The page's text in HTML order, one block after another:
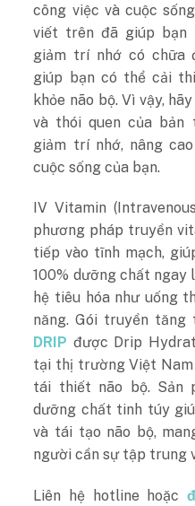
công việc và cuộc
viết trên đã giúp bạn
giảm trí nhớ có chữa
giúp bạn có thể cải
khỏe não bộ. Vì vậy,
và thói quen của bản
giảm trí nhớ, nâng
cuộc sống của bạn.
IV Vitamin
phương pháp truyền
tiếp vào tĩnh mạch,
100% dưỡng chất ngay
hệ tiêu hóa như uống
năng. Gói truyền tăng
DRIP được Drip
tại thị trường Việt Nam
tái thiết não bộ. Sản
dưỡng chất tinh túy
và tái tạo não bộ,
người cần sự tập trung
Liên hệ hotline hoặc